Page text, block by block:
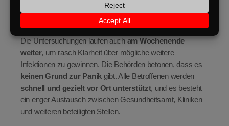
bei ihnen bisher nicht vor – die Unterbringung erfolgt
präventiv und aus Sicherheitsgründen
Die Untersuchungen laufen aucham Wochenende
weiter, um rasch Klarheit über mögliche weitere
Infektionen zu gewinnen. Die Behörden betonen, dass es
keinen Grund zur Panik gibt. Alle Betroffenen werden
schnell und gezielt vor Ort unterstützt, und es besteht
ein enger Austausch zwischen Gesundheitsamt, Kliniken
und weiteren beteiligten Stellen.